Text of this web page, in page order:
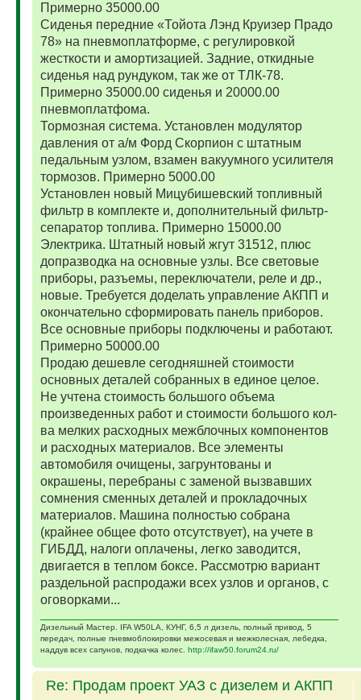
Примерно 35000.00
Сиденья передние «Тойота Лэнд Круизер Прадо
78» на пневмоплатформе, с регулировкой
жесткости и амортизацией. Задние, откидные
сиденья над рундуком, так же от ТЛК-78.
Примерно 35000.00 сиденья и 20000.00
пневмоплатфома.
Тормозная система. Установлен модулятор
давления от а/м Форд Скорпион с штатным
педальным узлом, взамен вакуумного усилителя
тормозов. Примерно 5000.00
Установлен новый Мицубишевский топливный
фильтр в комплекте и, дополнительный фильтр-
сепаратор топлива. Примерно 15000.00
Электрика. Штатный новый жгут 31512, плюс
допразводка на основные узлы. Все световые
приборы, разъемы, переключатели, реле и др.,
новые. Требуется доделать управление АКПП и
окончательно сформировать панель приборов.
Все основные приборы подключены и работают.
Примерно 50000.00
Продаю дешевле сегодняшней стоимости
основных деталей собранных в единое целое.
Не учтена стоимость большого объема
произведенных работ и стоимости большого кол-
ва мелких расходных межблочных компонентов
и расходных материалов. Все элементы
автомобиля очищены, загрунтованы и
окрашены, перебраны с заменой вызвавших
сомнения сменных деталей и прокладочных
материалов. Машина полностью собрана
(крайнее общее фото отсутствует), на учете в
ГИБДД, налоги оплачены, легко заводится,
двигается в теплом боксе. Рассмотрю вариант
раздельной распродажи всех узлов и органов, с
оговорками...
Дизельный Мастер. IFA W50LA, КУНГ, 6,5 л дизель, полный привод, 5
передач, полные пневмоблокировки межосевая и межколесная, лебедка,
наддув всех сапунов, подкачка колес. http://ifaw50.forum24.ru/
Re: Продам проект УАЗ с дизелем и АКПП